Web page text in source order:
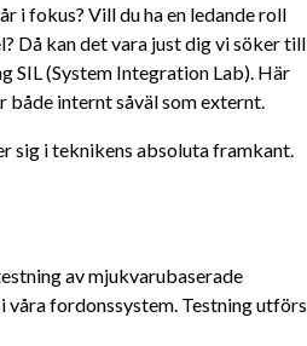
i fokus? Vill du ha en ledande roll
Då kan det vara just dig vi söker till
SIL (System Integration Lab). Här
både internt såväl som externt.
sig i teknikens absoluta framkant.
av mjukvarubaserade
våra fordonssystem. Testning utförs